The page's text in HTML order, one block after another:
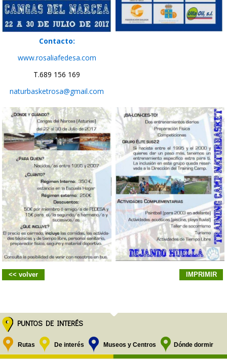
Contacto:
www.rosaliafedesa.com
T.689 156 169
naturbasketrosa@gmail.com
<< volver IMPRIMIR
PUNTOS DE INTERÉS
Rutas De interés Museos y Centros Dónde dormir